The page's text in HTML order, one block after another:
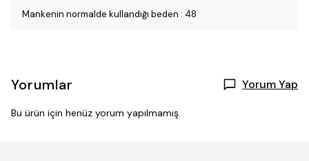
Mankenin normalde kullandığı beden : 48
Yorumlar Yorum Yap
Bu ürün için henüz yorum yapılmamış.